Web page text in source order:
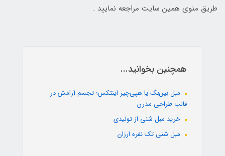
طریق منوی همین سایت مراجعه نمایید .
همچنین بخوانید...
مبل بین‌بگ یا هپی‌چیر اینتکس؛ تجسم آرامش در
قالب طراحی مدرن
خرید مبل شنی از تولیدی
مبل شنی تک نفره ارزان